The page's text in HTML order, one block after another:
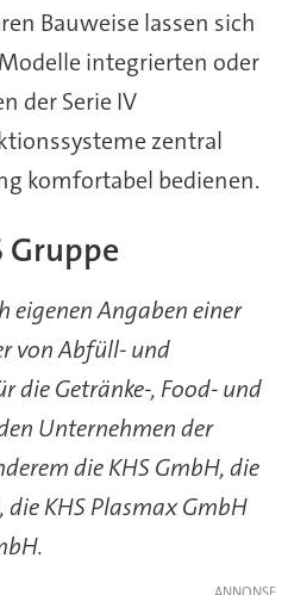
Bauweise lassen sich
integrierten oder
der Serie IV
zentral
komfortabel bedienen.
Gruppe
eigenen Angaben einer
von Abfüll- und
die Getränke-, Food- und
Unternehmen der
die KHS GmbH, die
KHS Plasmax GmbH